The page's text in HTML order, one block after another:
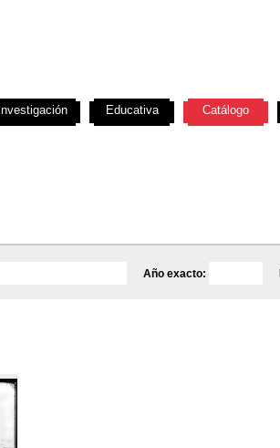
Año exacto:
Investigación Educativa Catálogo